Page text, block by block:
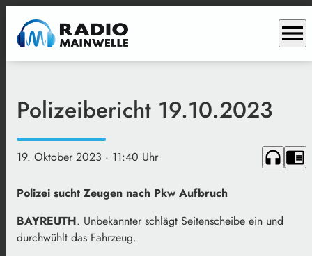
menu
Polizeibericht 19.10.2023
19. Oktober 2023 · 11:40 Uhr headphones chrome_reader_mode
Polizei sucht Zeugen nach Pkw Aufbruch
BAYREUTH. Unbekannter schlägt Seitenscheibe ein und
durchwühlt das Fahrzeug.